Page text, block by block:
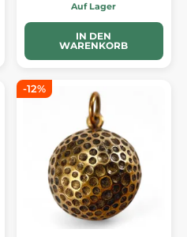
Auf Lager
IN DEN
WARENKORB
-12%